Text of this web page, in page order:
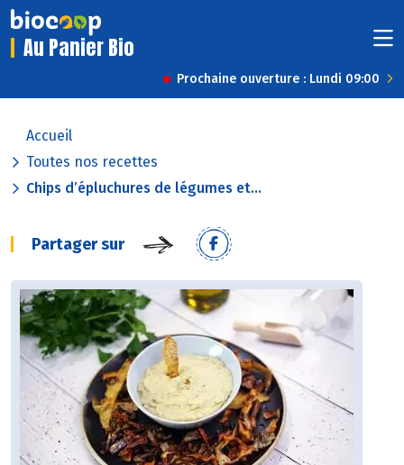
Au Panier Bio
Prochaine ouverture : Lundi 09:00
Accueil
Toutes nos recettes
Chips d’épluchures de légumes et...
Partager sur